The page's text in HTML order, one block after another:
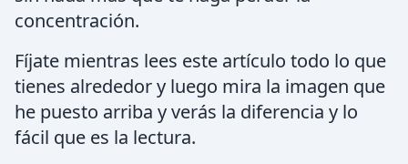
concentración.
Fíjate mientras lees este artículo todo lo que
tienes alrededor y luego mira la imagen que
he puesto arriba y verás la diferencia y lo
fácil que es la lectura.